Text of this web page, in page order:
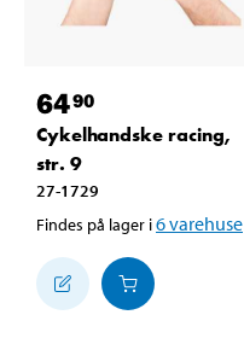
6490
Cykelhandske racing,
str. 9
27-1729
Findes på lager i6varehuse